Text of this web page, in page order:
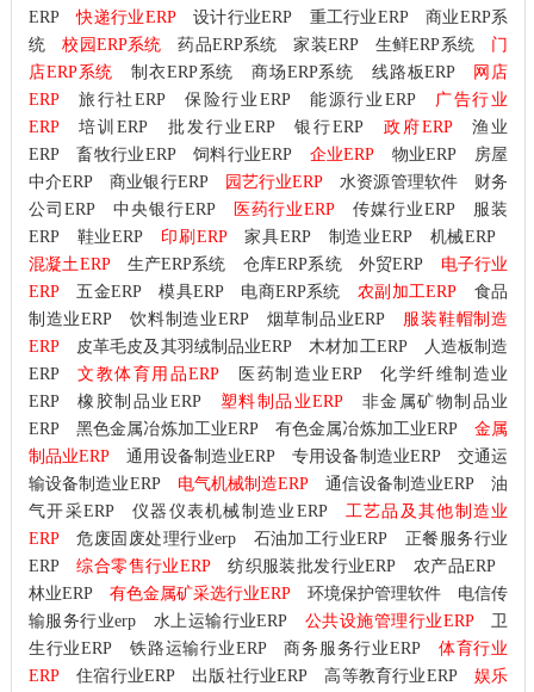
ERP
快递行业ERP 设计行业ERP 重工行业ERP
商业ERP系
统
校园ERP系统 药品ERP系统 家装ERP 生鲜ERP系统
门
店ERP系统
制衣ERP系统 商场ERP系统 线路板ERP
网店
ERP
旅行社ERP 保险行业ERP 能源行业ERP
广告行业
ERP
培训ERP 批发行业ERP 银行ERP 政府ERP
渔业
ERP
畜牧行业ERP 饲料行业ERP 企业ERP 物业ERP
房屋
中介ERP
商业银行ERP 园艺行业ERP 水资源管理软件
财务
公司ERP
中央银行ERP 医药行业ERP 传媒行业ERP
服装
ERP
鞋业ERP 印刷ERP 家具ERP 制造业ERP
机械ERP
混凝土ERP
生产ERP系统 仓库ERP系统 外贸ERP
电子行业
ERP
五金ERP 模具ERP 电商ERP系统 农副加工ERP
食品
制造业ERP
饮料制造业ERP 烟草制品业ERP
服装鞋帽制造
ERP
皮革毛皮及其羽绒制品业ERP 木材加工ERP
人造板制造
ERP
文教体育用品ERP 医药制造业ERP
化学纤维制造业
ERP
橡胶制品业ERP 塑料制品业ERP
非金属矿物制品业
ERP
黑色金属冶炼加工业ERP 有色金属冶炼加工业ERP
金属
制品业ERP
通用设备制造业ERP 专用设备制造业ERP
交通运
输设备制造业ERP
电气机械制造ERP 通信设备制造业ERP
油
气开采ERP
仪器仪表机械制造业ERP
工艺品及其他制造业
ERP
危废固废处理行业erp 石油加工行业ERP
正餐服务行业
ERP
综合零售行业ERP 纺织服装批发行业ERP
农产品ERP
林业ERP
有色金属矿采选行业ERP 环境保护管理软件
电信传
输服务行业erp
水上运输行业ERP 公共设施管理行业ERP
卫
生行业ERP
铁路运输行业ERP 商务服务行业ERP
体育行业
ERP
住宿行业ERP 出版社行业ERP 高等教育行业ERP 娱乐